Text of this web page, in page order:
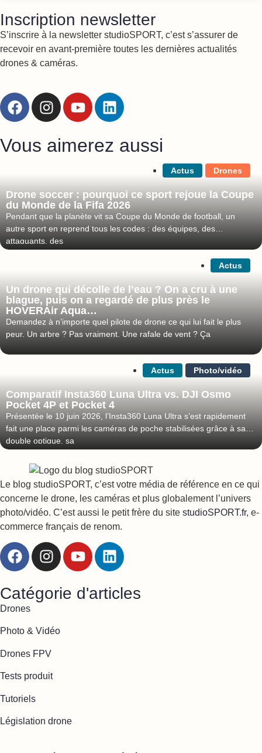
Inscription newsletter
S’inscrire à la newsletter studioSPORT, c’est s’assurer de
recevoir en avant-première toutes les dernières actualités
drones & caméras.
Vous aimerez aussi
Actus Drones
Drone soccer : pourquoi ce sport rejoue la Coupe
du Monde de la Fifa 2026
Pendant que la planète vit sa Coupe du Monde de football, un
autre sport en reprend tous les codes : des équipes, des
attaquants, des
Actus
Un drone qui décolle de l’eau ? On a cru à une
blague, puis on a regardé de plus près le
HOVERAir Aqua…
Demandez à n’importe quel pilote de drone ce qui lui fait le plus
peur. Un arbre ? Pas vraiment. Une rafale de vent ? Ça
Actus Photo/vidéo
Comparatif Insta360 Luna Ultra vs. DJI Osmo
Pocket 4P et Pocket 4
Présentée le 10 juin 2026, l’Insta360 Luna Ultra s’est rapidement
fait une place parmi les caméras de poche stabilisées grâce à sa
double optique, sa
Le blog studioSPORT, c’est votre média de référence en ce qui
concerne le drone, les caméras et plus globalement l’univers
photo/vidéo. C’est aussi le petit frère du site studioSPORT.fr, e-
commerce français de renom.
Catégorie d'articles
Drones
Photo & Vidéo
Drones FPV
Tests produit
Tutoriels
Législation drone